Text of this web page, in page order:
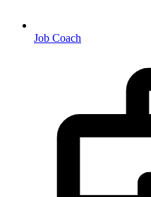
Job Coach